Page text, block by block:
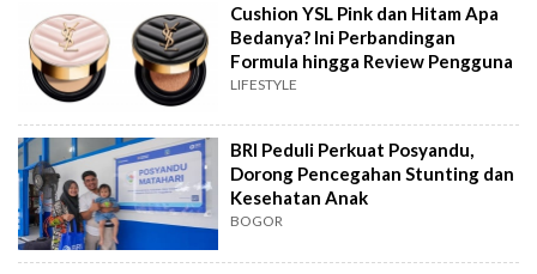
Cushion YSL Pink dan Hitam Apa
Bedanya? Ini Perbandingan
Formula hingga Review Pengguna
LIFESTYLE
BRI Peduli Perkuat Posyandu,
Dorong Pencegahan Stunting dan
Kesehatan Anak
BOGOR